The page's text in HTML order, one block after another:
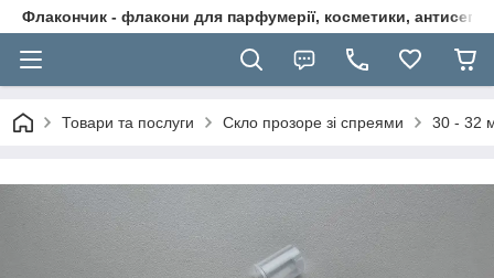
Флакончик - флакони для парфумерії, косметики,
Товари та послуги Скло прозоре зі спреями 30 - 32